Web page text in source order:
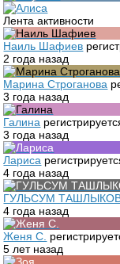
Лента активности
Наиль Шафиев
2 года назад
Марина Строганова
3 года назад
Галина
3 года назад
Лариса
4 года назад
ГУЛЬСУМ
4 года назад
Женя С.
5 лет назад